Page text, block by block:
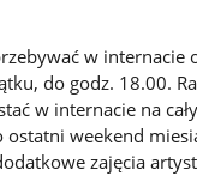
w internacie
do godz. 18.00.
w internacie na
weekend
zajęcia